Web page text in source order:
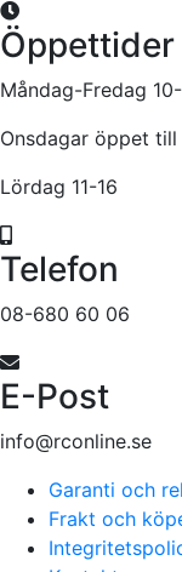
Måndag-Fredag
Onsdagar öppet till
Lördag 11-16
Telefon
08-680 60 06
E-Post
info@rconline.se
Garanti och
Frakt och